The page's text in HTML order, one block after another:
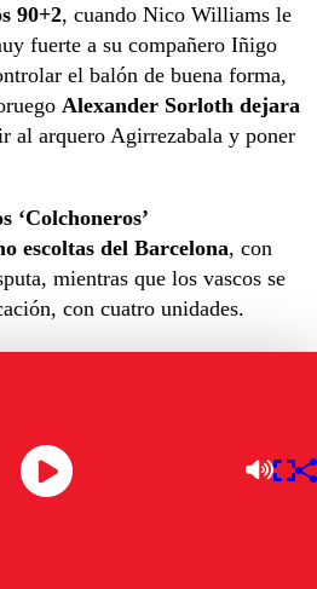
90+2, cuando Nico Williams le
fuerte a su compañero Iñigo
el balón de buena forma,
Alexander Sorloth dejara
al arquero Agirrezabala y poner
‘Colchoneros’
escoltas del Barcelona, con
mientras que los vascos se
con cuatro unidades.
de Madrid será el duelo
MAMÉS 🔴⚪👊